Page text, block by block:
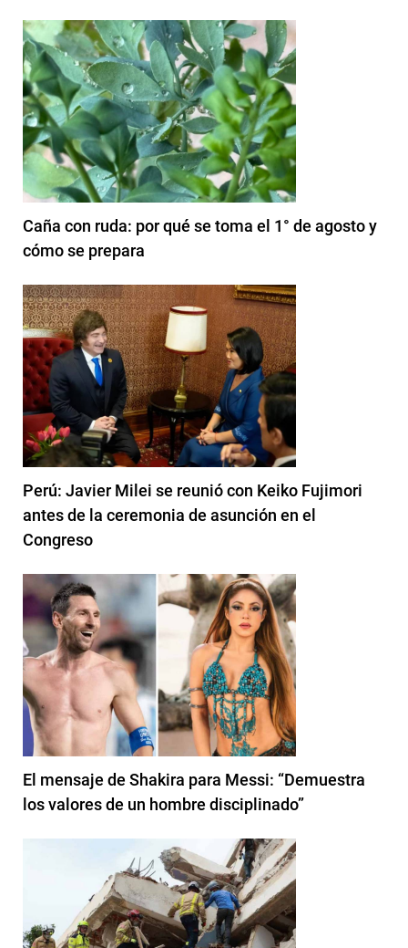
Caña con ruda: por qué se toma el 1° de agosto y
cómo se prepara
Perú: Javier Milei se reunió con Keiko Fujimori
antes de la ceremonia de asunción en el
Congreso
El mensaje de Shakira para Messi: “Demuestra
los valores de un hombre disciplinado”